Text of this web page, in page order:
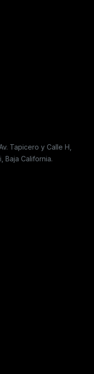
Tapicero y Calle H,
Baja California.